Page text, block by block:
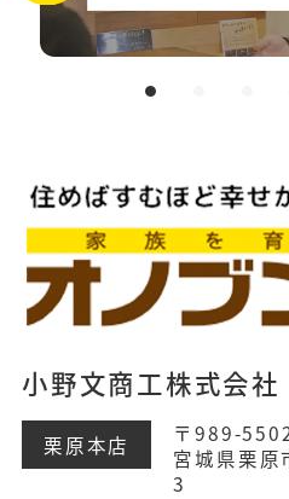
小野文商工株式会社
栗原本店
〒989-
宮城県栗原
3